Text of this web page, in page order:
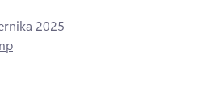
2025